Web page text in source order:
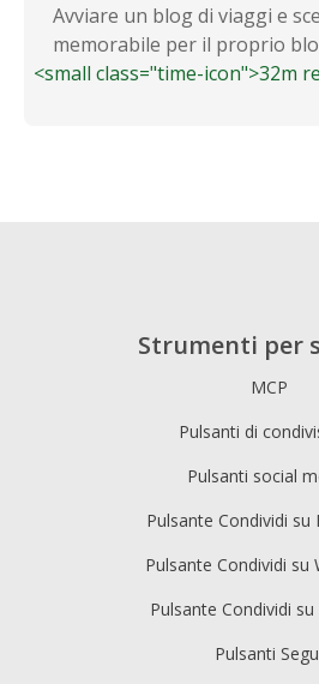
Avviare un blog di viaggi e
memorabile per il proprio
<small class="time-icon">32m
Strumenti per
MCP
Pulsanti di
Pulsanti social
Pulsante Condividi su
Pulsante Condividi su
Pulsante Condividi
Pulsanti